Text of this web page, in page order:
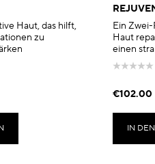
Haut, das hilft,
zu
Ein
Haut
einen
€102.00
IN